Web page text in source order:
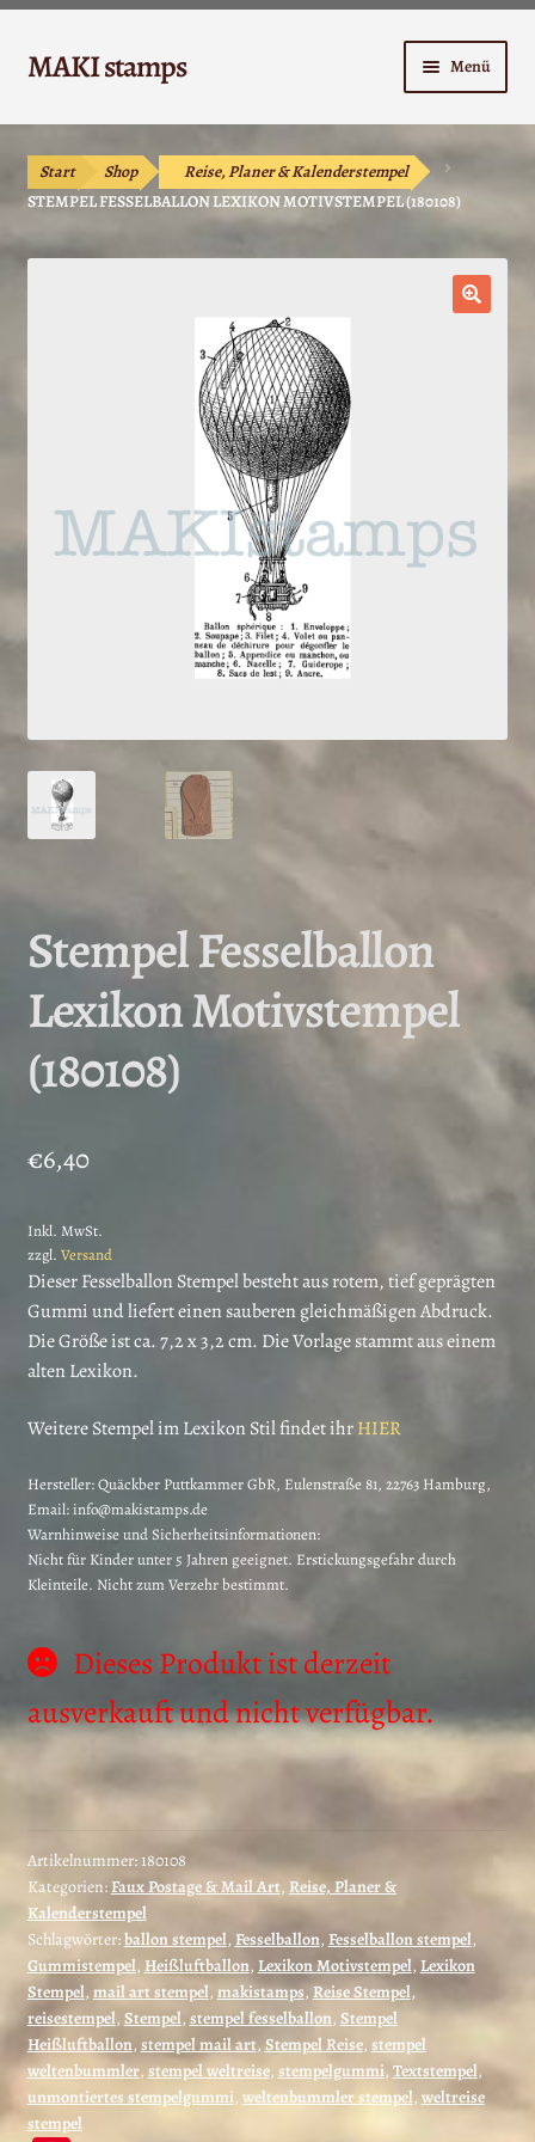
Zur
Navigation
Zum
Inhalt
MAKI stamps Menü
Shop
Warenkorb
Kasse
Start Shop
Reise, Planer & Kalenderstempel
STEMPEL FESSELBALLON LEXIKON MOTIVSTEMPEL (180108)
Stempel Fesselballon
Lexikon Motivstempel
(180108)
€6,40
Inkl. MwSt.
zzgl. Versand
Dieser Fesselballon Stempel besteht aus rotem, tief geprägten
Gummi und liefert einen sauberen gleichmäßigen Abdruck.
Die Größe ist ca. 7,2 x 3,2 cm. Die Vorlage stammt aus einem
alten Lexikon.
Weitere Stempel im Lexikon Stil findet ihrHIER
Hersteller:Quäckber Puttkammer GbR, Eulenstraße 81, 22763 Hamburg,
Email: info@makistamps.de
Warnhinweise und Sicherheitsinformationen:
Nicht für Kinder unter 5 Jahren geeignet. Erstickungsgefahr durch
Kleinteile. Nicht zum Verzehr bestimmt.
Dieses Produkt ist derzeit
ausverkauft und nicht verfügbar.
Artikelnummer:180108
Kategorien:Faux Postage & Mail Art, Reise, Planer &
Kalenderstempel
Schlagwörter:ballon stempel, Fesselballon, Fesselballon stempel,
Gummistempel, Heißluftballon, Lexikon Motivstempel, Lexikon
Stempel, mail art stempel, makistamps, Reise Stempel,
reisestempel, Stempel, stempel fesselballon, Stempel
Heißluftballon, stempel mail art, Stempel Reise, stempel
weltenbummler, stempel weltreise, stempelgummi, Textstempel,
unmontiertes stempelgummi, weltenbummler stempel, weltreise
stempel